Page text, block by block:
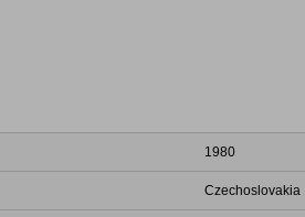
1980
Czechoslovakia